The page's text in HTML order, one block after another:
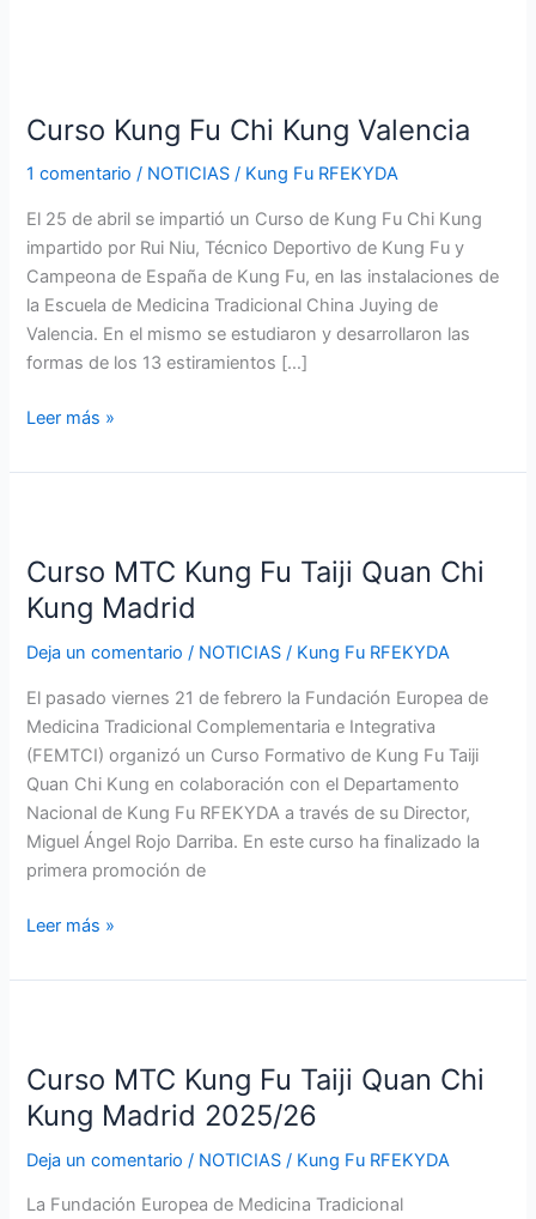
Curso Kung Fu Chi Kung Valencia
1 comentario / NOTICIAS / Kung Fu RFEKYDA
El 25 de abril se impartió un Curso de Kung Fu Chi Kung
impartido por Rui Niu, Técnico Deportivo de Kung Fu y
Campeona de España de Kung Fu, en las instalaciones de
la Escuela de Medicina Tradicional China Juying de
Valencia. En el mismo se estudiaron y desarrollaron las
formas de los 13 estiramientos […]
Fu
Kung
Valencia
Leer más »
Curso MTC Kung Fu Taiji Quan Chi
Kung Madrid
Deja un comentario / NOTICIAS / Kung Fu RFEKYDA
El pasado viernes 21 de febrero la Fundación Europea de
Medicina Tradicional Complementaria e Integrativa
(FEMTCI) organizó un Curso Formativo de Kung Fu Taiji
Quan Chi Kung en colaboración con el Departamento
Nacional de Kung Fu RFEKYDA a través de su Director,
Miguel Ángel Rojo Darriba. En este curso ha finalizado la
primera promoción de
Kung
Fu
Quan
Kung
Madrid
Leer más »
Curso MTC Kung Fu Taiji Quan Chi
Kung Madrid 2025/26
Deja un comentario / NOTICIAS / Kung Fu RFEKYDA
La Fundación Europea de Medicina Tradicional
Kung
Fu
Quan
Chi